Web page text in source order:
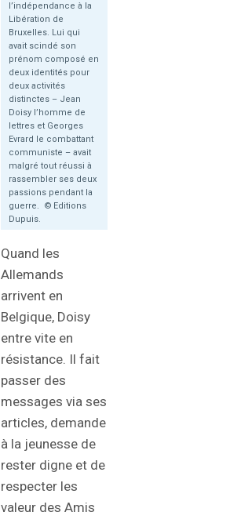
l’indépendance à la
Libération de
Bruxelles. Lui qui
avait scindé son
prénom composé en
deux identités pour
deux activités
distinctes – Jean
Doisy l’homme de
lettres et Georges
Evrard le combattant
communiste – avait
malgré tout réussi à
rassembler ses deux
passions pendant la
guerre. © Editions
Dupuis.
Quand les
Allemands
arrivent en
Belgique, Doisy
entre vite en
résistance. Il fait
passer des
messages via ses
articles, demande
à la jeunesse de
rester digne et de
respecter les
valeur des Amis